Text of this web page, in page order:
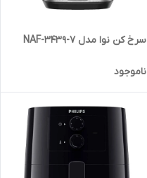
سرخ کن نوا مدل NAF-3439-7
ناموجود